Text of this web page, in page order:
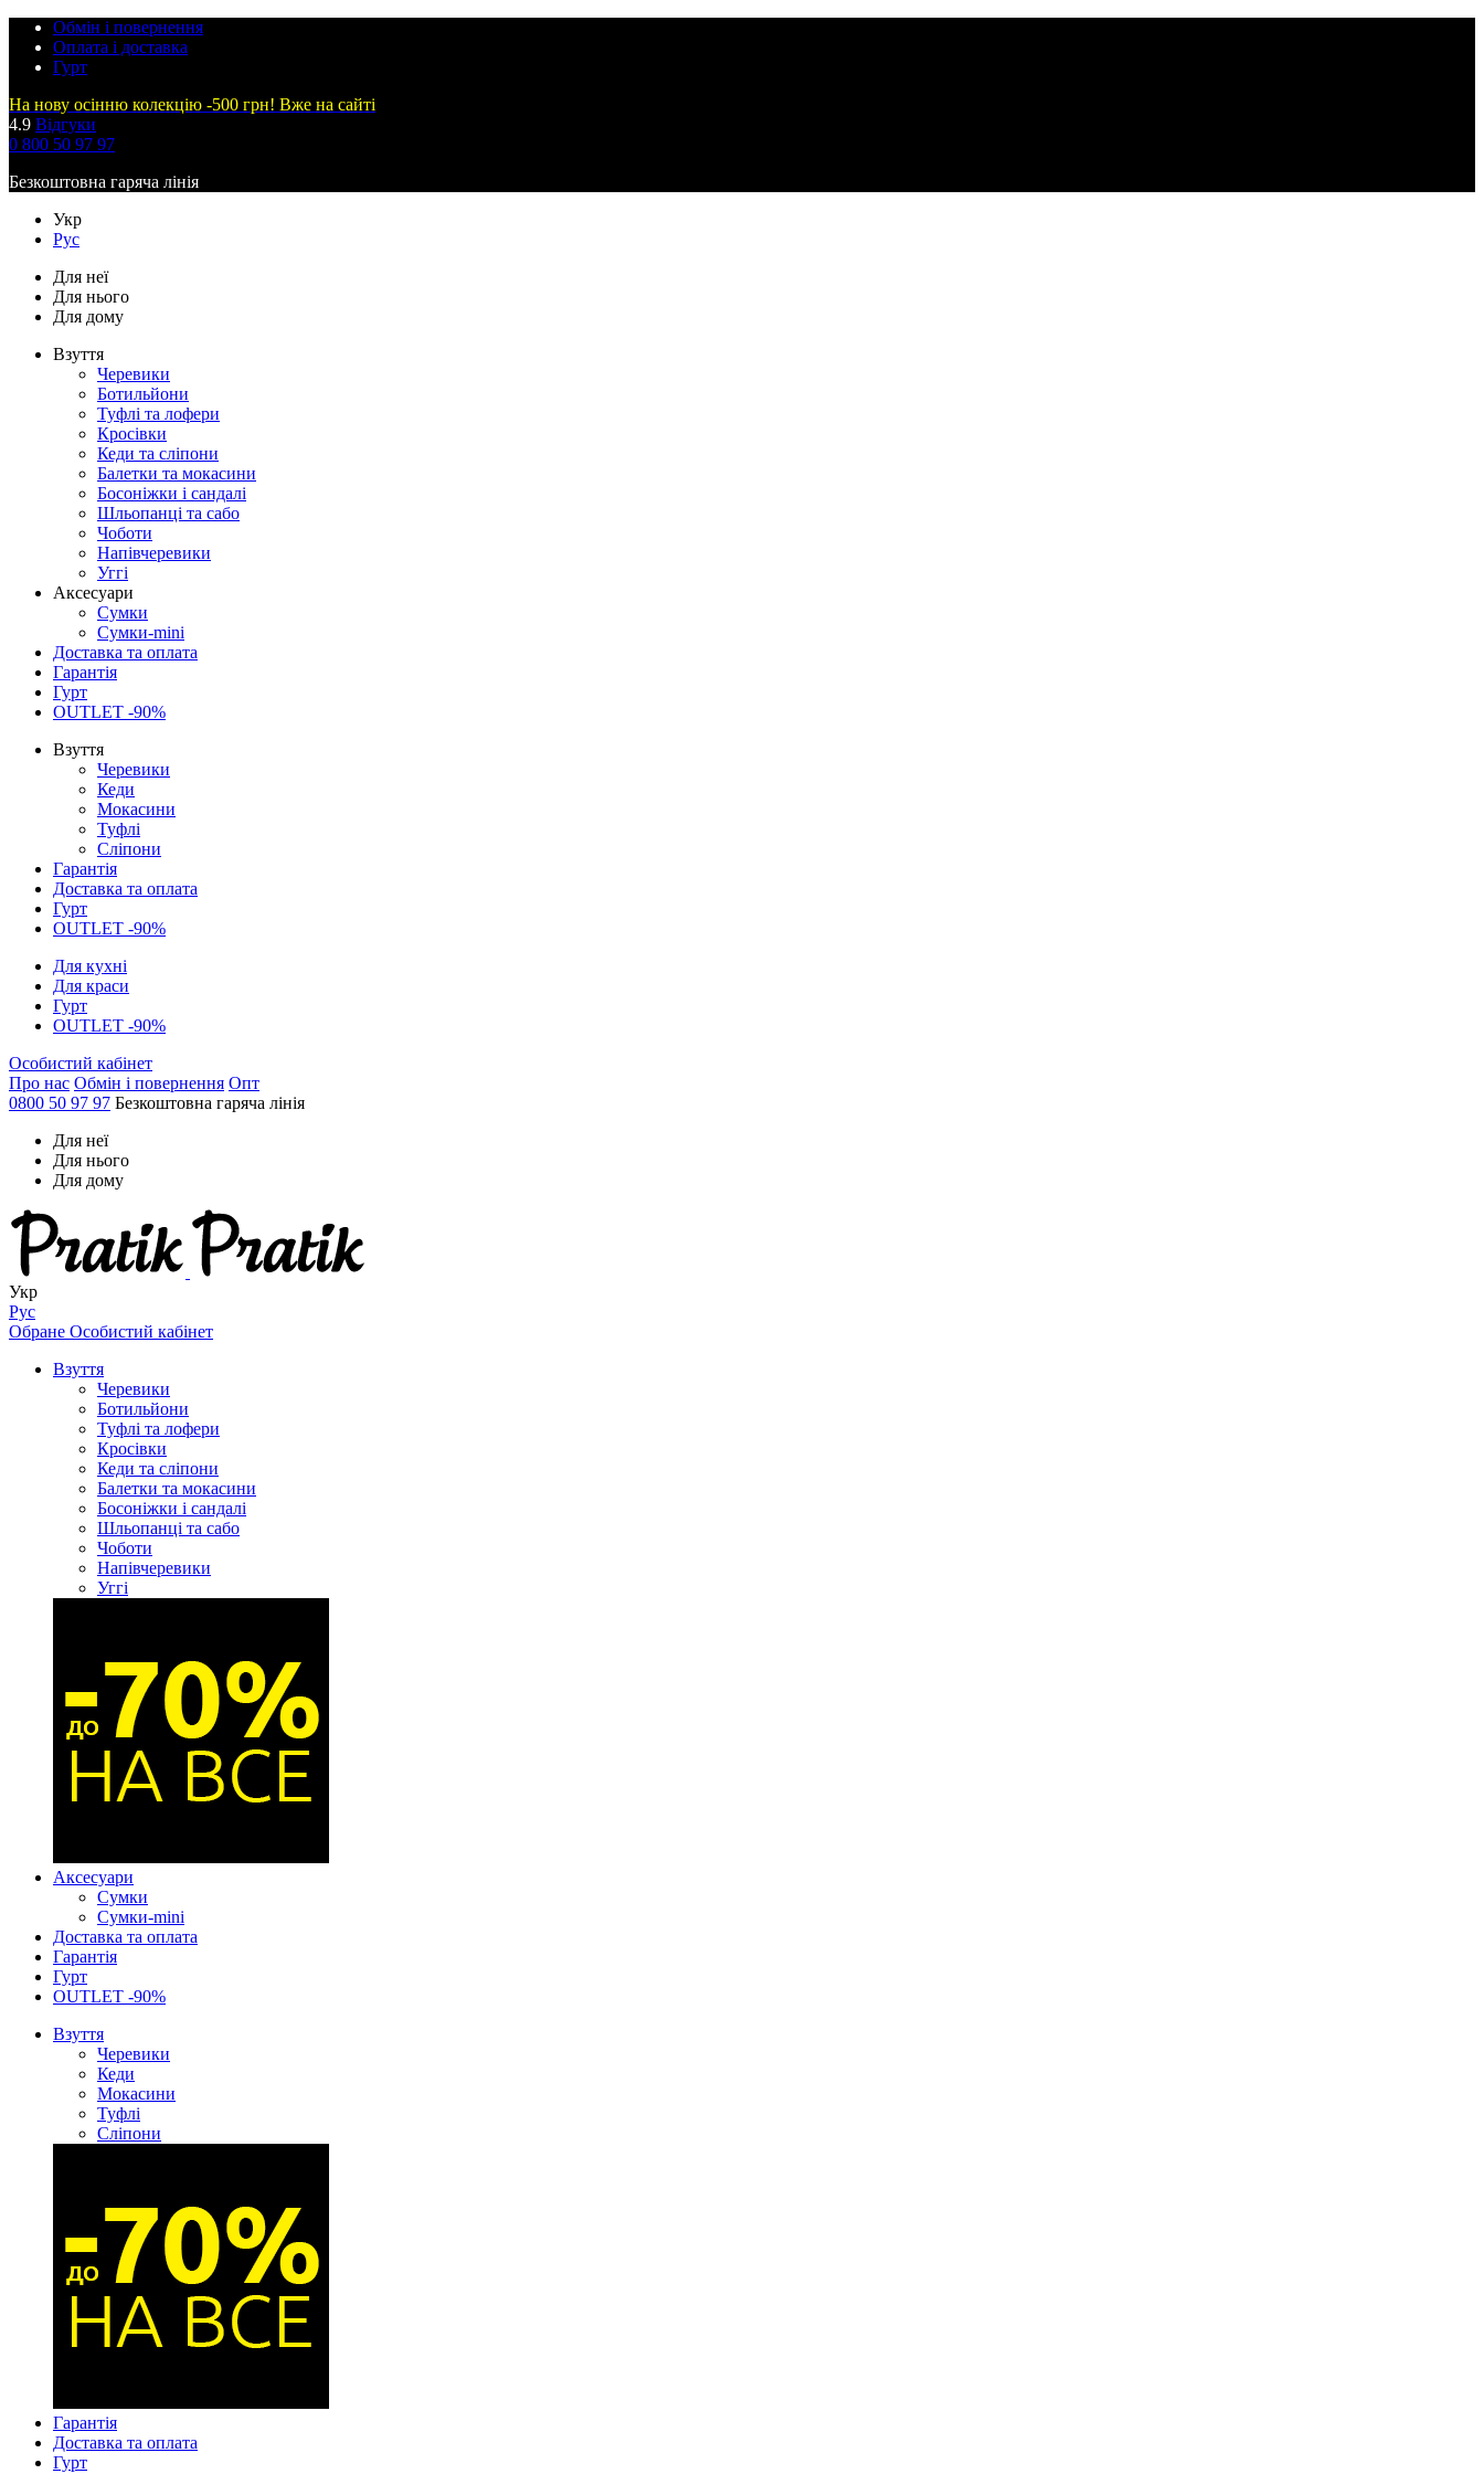
Обмін і повернення
Оплата і доставка
Гурт
На нову осінню колекцію -500 грн! Вже на сайті
4.9 Відгуки
0 800 50 97 97
Безкоштовна гаряча лінія
Укр
Рус
Для неї
Для нього
Для дому
Взуття
Черевики
Ботильйони
Туфлі та лофери
Кросівки
Кеди та сліпони
Балетки та мокасини
Босоніжки і сандалі
Шльопанці та сабо
Чоботи
Напівчеревики
Уггі
Аксесуари
Сумки
Сумки-mini
Доставка та оплата
Гарантія
Гурт
OUTLET -90%
Взуття
Черевики
Кеди
Мокасини
Туфлі
Сліпони
Гарантія
Доставка та оплата
Гурт
OUTLET -90%
Для кухні
Для краси
Гурт
OUTLET -90%
Особистий кабінет
Про нас Обмін і повернення Опт
0800 50 97 97 Безкоштовна гаряча лінія
Для неї
Для нього
Для дому
Укр
Рус
Обране Особистий кабінет
Взуття
Черевики
Ботильйони
Туфлі та лофери
Кросівки
Кеди та сліпони
Балетки та мокасини
Босоніжки і сандалі
Шльопанці та сабо
Чоботи
Напівчеревики
Уггі
Аксесуари
Сумки
Сумки-mini
Доставка та оплата
Гарантія
Гурт
OUTLET -90%
Взуття
Черевики
Кеди
Мокасини
Туфлі
Сліпони
Гарантія
Доставка та оплата
Гурт